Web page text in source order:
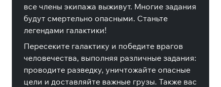
все члены экипажа выживут. Многие задания
будут смертельно опасными. Станьте
легендами галактики!
Пересеките галактику и победите врагов
человечества, выполняя различные задания:
проводите разведку, уничтожайте опасные
цели и доставляйте важные грузы. Также вас